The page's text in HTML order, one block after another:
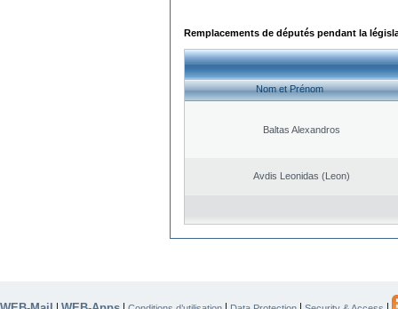
Remplacements de députés pendant la
Nom et Prénom
Baltas Alexandros
Avdis Leonidas (Leon)
| | | | |